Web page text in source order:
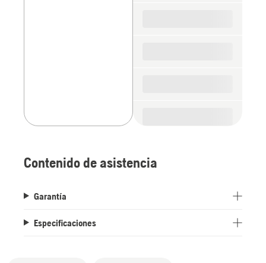
Contenido de asistencia
Garantía
Especificaciones